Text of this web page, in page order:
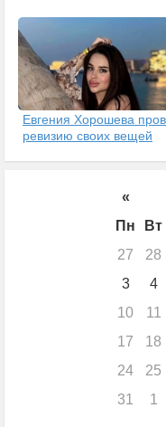
Евгения Хорошева
ревизию своих вещей
«
Пн
Вт
27
28
3
4
10
11
17
18
24
25
31
1